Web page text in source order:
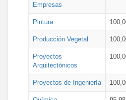
Empresas
Pintura
Producción Vegetal
Proyectos
Arquitectónicos
Proyectos de Ingeniería